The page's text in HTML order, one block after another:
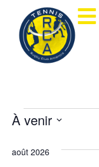
À venir
date.
août 2026